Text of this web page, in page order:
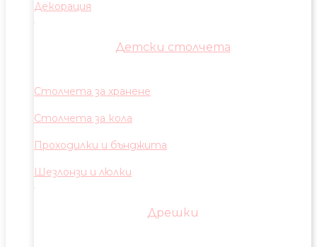
Декорация
Детски столчета
Столчета за хранене
Столчета за кола
Проходилки и бънджита
Шезлонзи и люлки
Дрешки